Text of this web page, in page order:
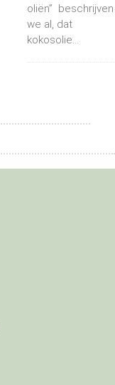
oliën” beschrijven
we al, dat
kokosolie...